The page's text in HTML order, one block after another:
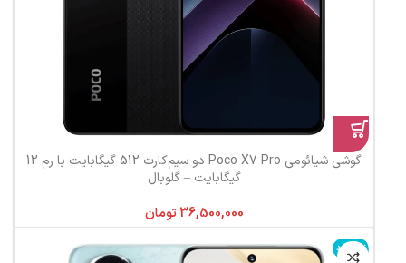
گوشی شیائومی Poco X7 Pro دو سیم‌کارت 512 گیگابایت با رم 12
گیگابایت – گلوبال
تومان
ناموجود